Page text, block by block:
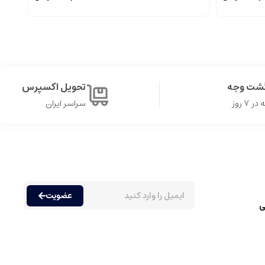
وجه
روز
تحویل اکسپرس
سراسر ایران
عضویت